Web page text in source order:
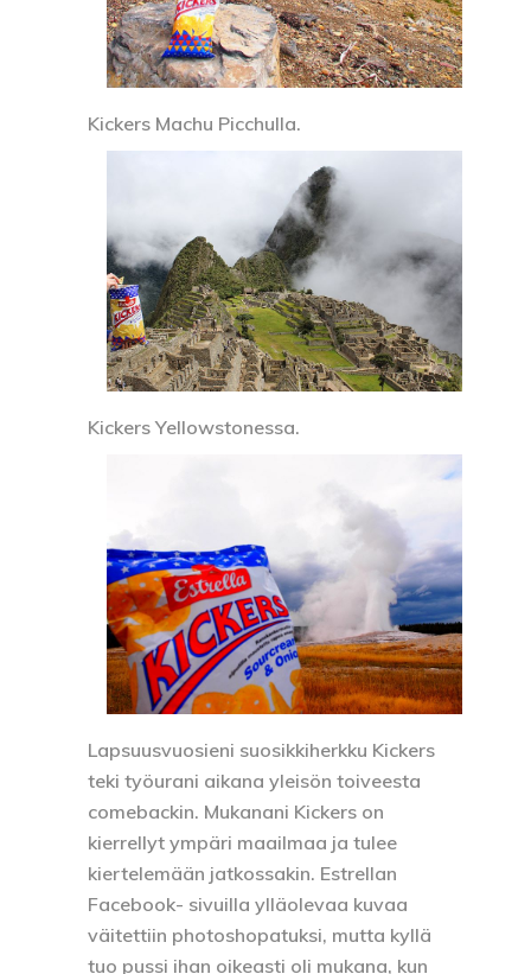
Kickers Machu Picchulla.
Kickers Yellowstonessa.
Lapsuusvuosieni suosikkiherkku Kickers
teki työurani aikana yleisön toiveesta
comebackin. Mukanani Kickers on
kierrellyt ympäri maailmaa ja tulee
kiertelemään jatkossakin. Estrellan
Facebook- sivuilla ylläolevaa kuvaa
väitettiin photoshopatuksi, mutta kyllä
tuo pussi ihan oikeasti oli mukana, kun